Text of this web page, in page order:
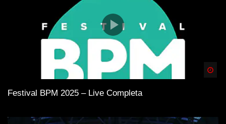
Festival BPM 2025 – Live Completa